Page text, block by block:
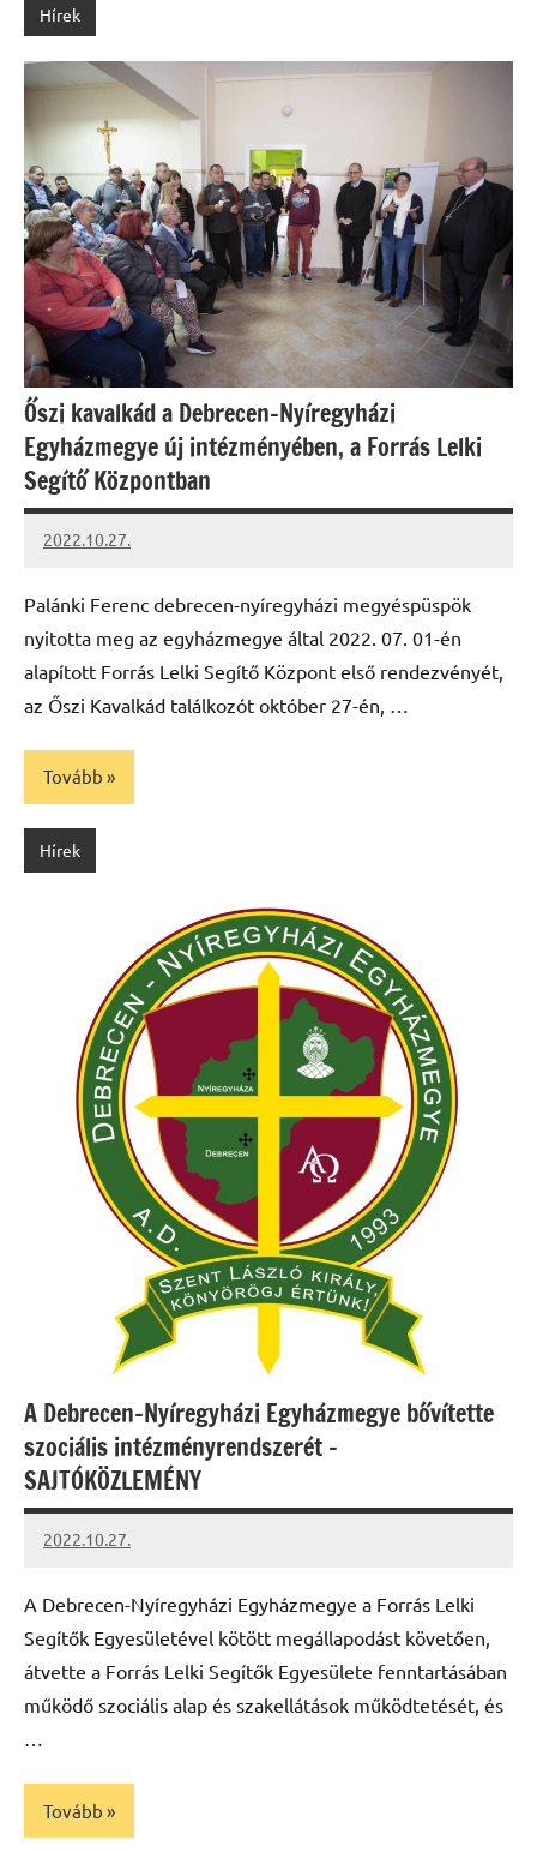
Hírek
Őszi kavalkád a Debrecen-Nyíregyházi
Egyházmegye új intézményében, a Forrás Lelki
Segítő Központban
2022.10.27.
kovacs.agi
Palánki Ferenc debrecen-nyíregyházi megyéspüspök
nyitotta meg az egyházmegye által 2022. 07. 01-én
alapított Forrás Lelki Segítő Központ első rendezvényét,
az Őszi Kavalkád találkozót október 27-én, …
Tovább
Hírek
A Debrecen-Nyíregyházi Egyházmegye bővítette
szociális intézményrendszerét –
SAJTÓKÖZLEMÉNY
2022.10.27.
kovacs.agi
A Debrecen-Nyíregyházi Egyházmegye a Forrás Lelki
Segítők Egyesületével kötött megállapodást követően,
átvette a Forrás Lelki Segítők Egyesülete fenntartásában
működő szociális alap és szakellátások működtetését, és
Tovább